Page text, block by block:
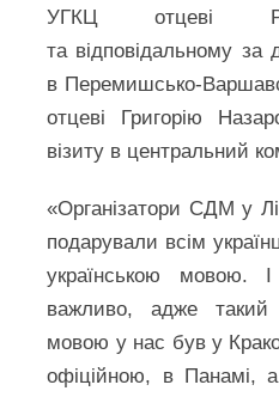
УГКЦ отцеві
та відповідальному за
в Перемишсько-
отцеві Григорію
візиту в центральний
«Організатори СДМ у
подарували всім
українською мовою.
важливо, адже такий
мовою у нас був у
офіційною, в Панамі,